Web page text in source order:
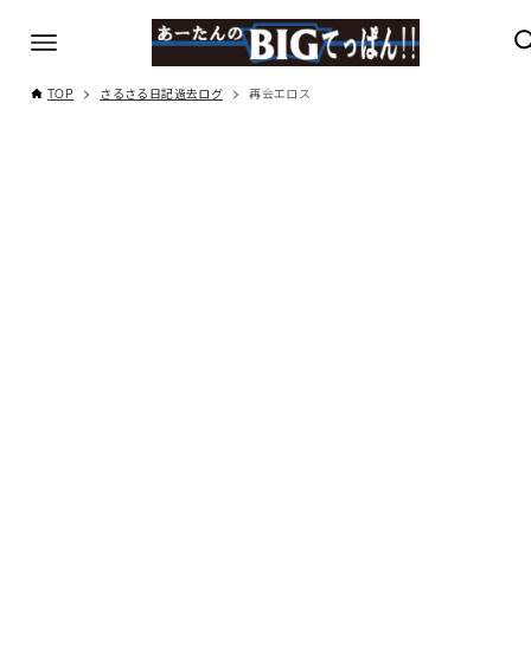
TOP さるさる日記過去ログ 再会エロス